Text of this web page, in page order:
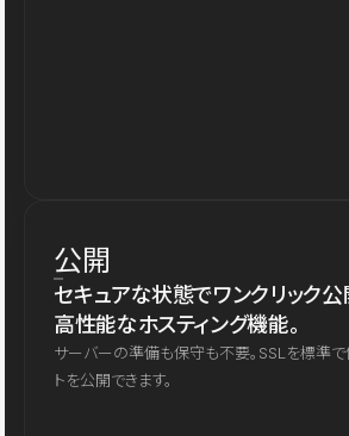
公開
セキュアな状態でワンクリック公
高性能なホスティング機能。
サーバーの準備も保守も不要。SSLを標準で
トを公開できます。